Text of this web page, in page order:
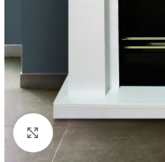
Klikni za povećanje